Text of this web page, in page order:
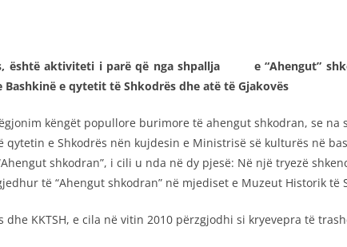
është aktiviteti i parë që nga shpallja e “Ahengut”
e qytetit të Shkodrës dhe atë të Gjakovës
këngët popullore burimore të ahengut shkodran, se na
qytetin e Shkodrës nën kujdesin e Ministrisë së kulturës në
shkodran”, i cili u nda në dy pjesë: Në një tryezë
të “Ahengut shkodran” në mjediset e Muzeut Historik të
KKTSH, e cila në vitin 2010 përzgjodhi si kryevepra të